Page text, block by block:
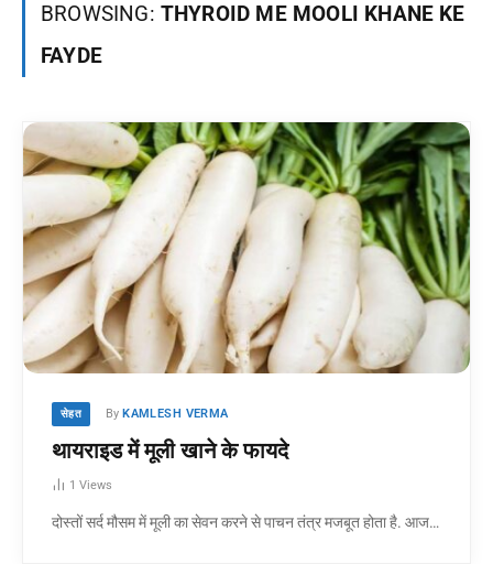
BROWSING: THYROID ME MOOLI KHANE KE
FAYDE
सेहत By KAMLESH VERMA
थायराइड में मूली खाने के फायदे
1 Views
दोस्तों सर्द मौसम में मूली का सेवन करने से पाचन तंत्र मजबूत होता है. आज…